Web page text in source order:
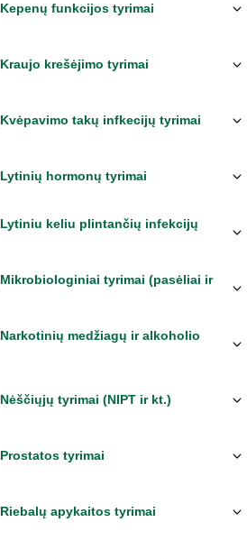
Kepenų funkcijos tyrimai
Kraujo krešėjimo tyrimai
Kvėpavimo takų infkecijų tyrimai
Lytinių hormonų tyrimai
Lytiniu keliu plintančių infekcijų
Mikrobiologiniai tyrimai (pasėliai ir
Narkotinių medžiagų ir alkoholio
Nėščiųjų tyrimai (NIPT ir kt.)
Prostatos tyrimai
Riebalų apykaitos tyrimai